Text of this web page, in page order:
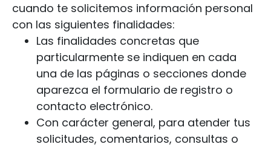
cuando te solicitemos información personal
con las siguientes finalidades:
Las finalidades concretas que
particularmente se indiquen en cada
una de las páginas o secciones donde
aparezca el formulario de registro o
contacto electrónico.
Con carácter general, para atender tus
solicitudes, comentarios, consultas o